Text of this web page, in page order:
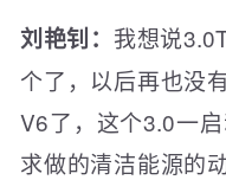
刘艳钊： 我想说
个了，以后再也没
V6了，这个3.0一
求做的清洁能源的